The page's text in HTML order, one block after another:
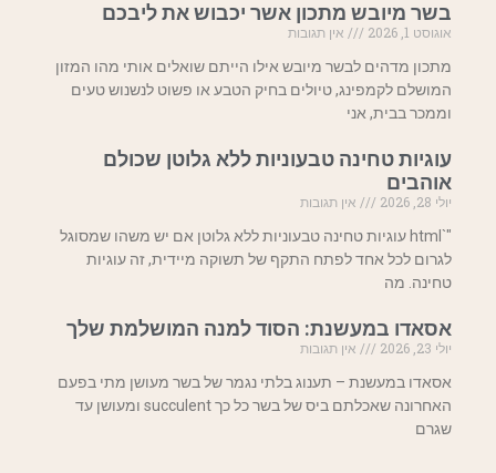
בשר מיובש מתכון אשר יכבוש את ליבכם
אוגוסט 1, 2026
אין תגובות
מתכון מדהים לבשר מיובש אילו הייתם שואלים אותי מהו המזון
המושלם לקמפינג, טיולים בחיק הטבע או פשוט לנשנוש טעים
וממכר בבית, אני
עוגיות טחינה טבעוניות ללא גלוטן שכולם
אוהבים
יולי 28, 2026
אין תגובות
"`html עוגיות טחינה טבעוניות ללא גלוטן אם יש משהו שמסוגל
לגרום לכל אחד לפתח התקף של תשוקה מיידית, זה עוגיות
טחינה. מה
אסאדו במעשנת: הסוד למנה המושלמת שלך
יולי 23, 2026
אין תגובות
אסאדו במעשנת – תענוג בלתי נגמר של בשר מעושן מתי בפעם
האחרונה שאכלתם ביס של בשר כל כך succulent ומעושן עד
שגרם